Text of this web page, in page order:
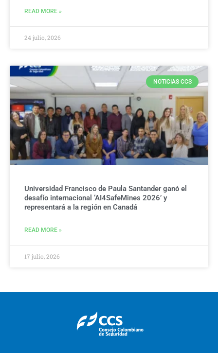
READ MORE »
24 julio, 2026
NOTICIAS CCS
Universidad Francisco de Paula Santander ganó el
desafío internacional ‘AI4SafeMines 2026’ y
representará a la región en Canadá
READ MORE »
17 julio, 2026